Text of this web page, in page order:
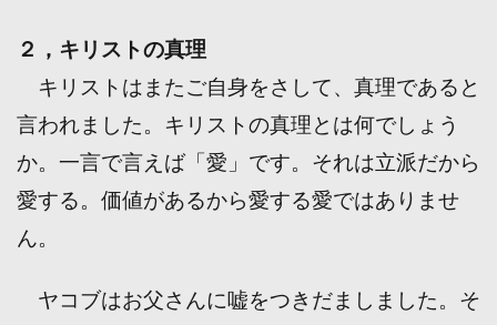
２，キリストの真理
キリストはまたご自身をさして、真理であると
言われました。キリストの真理とは何でしょう
か。一言で言えば「愛」です。それは立派だから
愛する。価値があるから愛する愛ではありませ
ん。
ヤコブはお父さんに嘘をつきだましました。そ